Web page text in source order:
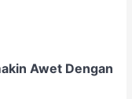
Awet Dengan